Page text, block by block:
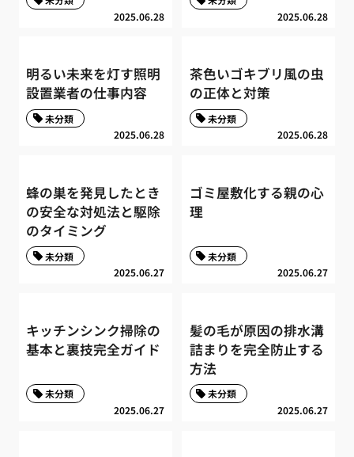
2025.06.28
2025.06.28
明るい未来を灯す照明
設置業者の仕事内容
2025.06.28
未分類
茶色いゴキブリ風の虫
の正体と対策
2025.06.28
未分類
蜂の巣を発見したとき
の安全な対処法と駆除
のタイミング
2025.06.27
未分類
ゴミ屋敷化する親の心
理
2025.06.27
未分類
キッチンシンク掃除の
基本と裏技完全ガイド
2025.06.27
未分類
髪の毛が原因の排水溝
詰まりを完全防止する
方法
2025.06.27
未分類